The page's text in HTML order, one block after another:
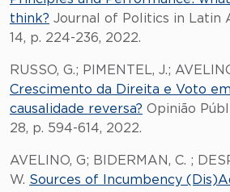
think? Journal of Politics in Latin
14, p. 224-236, 2022.
RUSSO, G.; PIMENTEL, J.;
Crescimento da Direita e Voto
causalidade reversa? Opinião
28, p. 594-614, 2022.
AVELINO, G; BIDERMAN, C. ;
W. Sources of Incumbency